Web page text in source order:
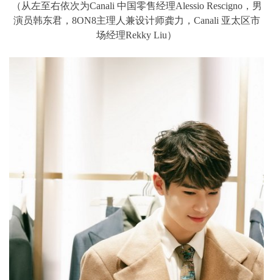
（从左至右依次为Canali 中国零售经理Alessio Rescigno，男
演员韩东君，8ON8主理人兼设计师龚力，Canali 亚太区市
场经理Rekky Liu）